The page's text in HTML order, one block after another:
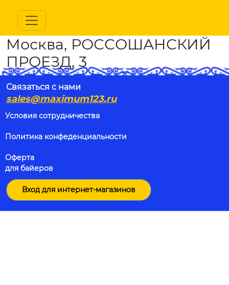
Москва, РОССОШАНСКИЙ
ПРОЕЗД, 3
Связаться с нами
sales@maximum123.ru
Условия сотрудничества
Политика конфеденциальности
Оферта
для байеров
Вход для интернет-магазинов